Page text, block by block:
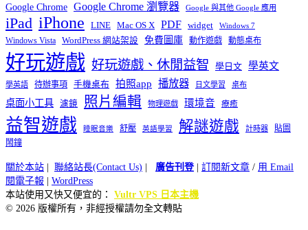
Google Chrome Google Chrome 瀏覽器 Google 與其他 Google 應用
iPad iPhone LINE Mac OS X PDF widget Windows 7
Windows Vista WordPress 網站架設 免費圖庫 動作遊戲 動態桌布
好玩遊戲 好玩遊戲、休閒益智 學日文 學英文
學英語 待辦事項 手機桌布 拍照app 播放器 日文學習 桌布
桌面小工具 濾鏡 照片編輯 物理遊戲 環境音 療癒
益智遊戲 睡眠音樂 舒壓 英語學習 解謎遊戲 計時器
貼圖
鬧鐘
關於本站 聯絡站長(Contact Us) 廣告刊登| 訂閱新文章 / 用 Email
閱電子報
WordPress
本站使用又快又便宜的： Vultr VPS 日本主機
© 2026 版權所有，非經授權請勿全文轉貼